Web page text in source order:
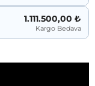
1.111.500,00 ₺
Kargo Bedava